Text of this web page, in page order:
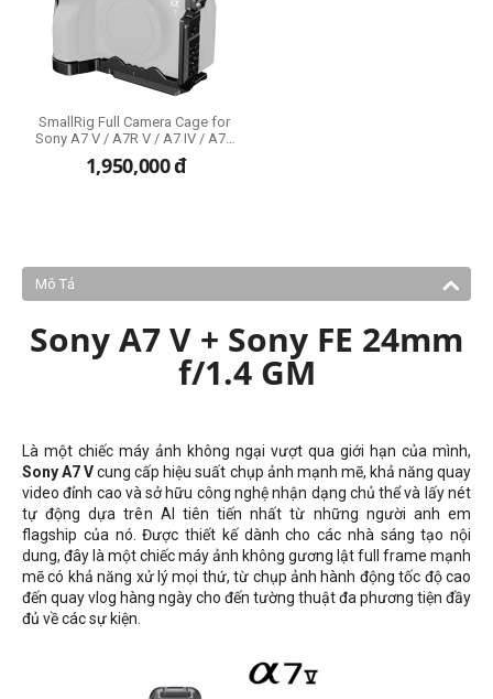
SmallRig Full Camera Cage for
Sony A7 V / A7R V / A7 IV / A7S
III / A1 / A7R IV (3667C)
1,950,000đ
Mô Tả
Sony A7 V + Sony FE 24mm
f/1.4 GM
Là một chiếc máy ảnh không ngại vượt qua giới hạn của mình,
Sony A7 Vcung cấp hiệu suất chụp ảnh mạnh mẽ, khả năng quay
video đỉnh cao và sở hữu công nghệ nhận dạng chủ thể và lấy nét
tự động dựa trên AI tiên tiến nhất từ ​​những người anh em
flagship của nó. Được thiết kế dành cho các nhà sáng tạo nội
dung, đây là một chiếc máy ảnh không gương lật full frame mạnh
mẽ có khả năng xử lý mọi thứ, từ chụp ảnh hành động tốc độ cao
đến quay vlog hàng ngày cho đến tường thuật đa phương tiện đầy
đủ về các sự kiện.